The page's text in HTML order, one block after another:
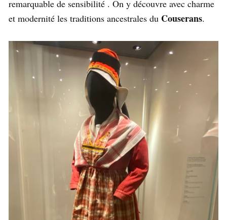
remarquable de sensibilité . On y découvre avec charme
et modernité les traditions ancestrales du Couserans.